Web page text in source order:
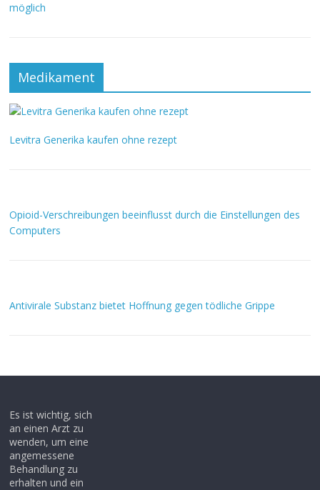
möglich
Medikament
Levitra Generika kaufen ohne rezept
Opioid-Verschreibungen beeinflusst durch die Einstellungen des
Computers
Antivirale Substanz bietet Hoffnung gegen tödliche Grippe
Es ist wichtig, sich
an einen Arzt zu
wenden, um eine
angemessene
Behandlung zu
erhalten und ein